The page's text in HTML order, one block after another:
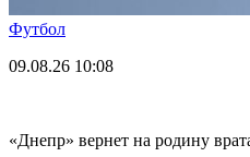
Футбол
09.08.26 10:08
«Днепр» вернет на родину